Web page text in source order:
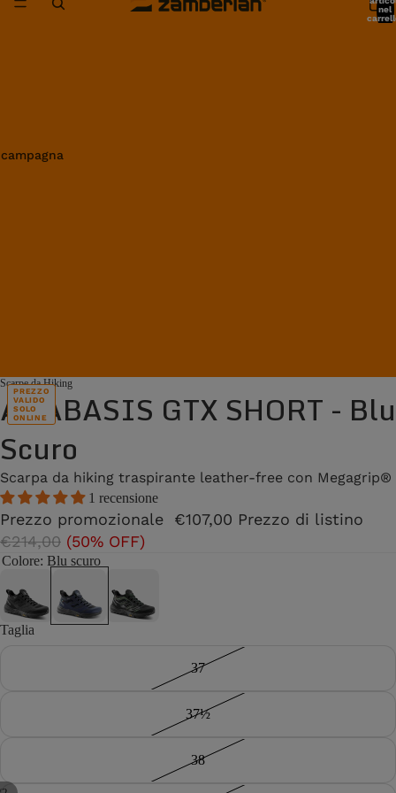
nel
PREZZO
VALIDO
SOLO
ONLINE
Scarpe da Hiking
ANABASIS GTX SHORT - Blu
Scuro
Scarpa da hiking traspirante leather-free con Megagrip®
1 recensione
Prezzo promozionale €107,00 Prezzo di listino
€214,00 (50% OFF)
Colore: Blu scuro
Taglia
37
37½
38